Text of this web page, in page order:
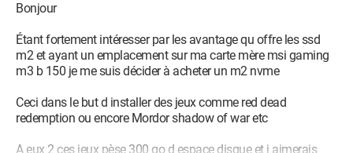
Bonjour
Étant fortement intéresser par les avantage qu offre les ssd
m2 et ayant un emplacement sur ma carte mère msi gaming
m3 b 150 je me suis décider à acheter un m2 nvme
Ceci dans le but d installer des jeux comme red dead
redemption ou encore Mordor shadow of war etc
A eux 2 ces jeux pèse 300 go d espace disque et j aimerais